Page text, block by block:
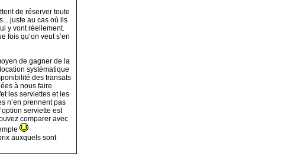
de réserver toute
juste au cas où ils
y vont réellement.
fois qu’on veut s’en
de gagner de la
systématique
des transats
à nous faire
les serviettes et les
n’en prennent pas
serviette est
comparer avec
auxquels sont